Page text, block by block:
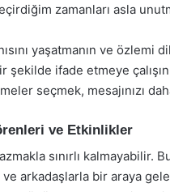
zamanları asla
yaşatmanın ve özlemi
şekilde ifade etmeye
seçmek, mesajınızı
ve Etkinlikler
sınırlı
arkadaşlarla bir araya